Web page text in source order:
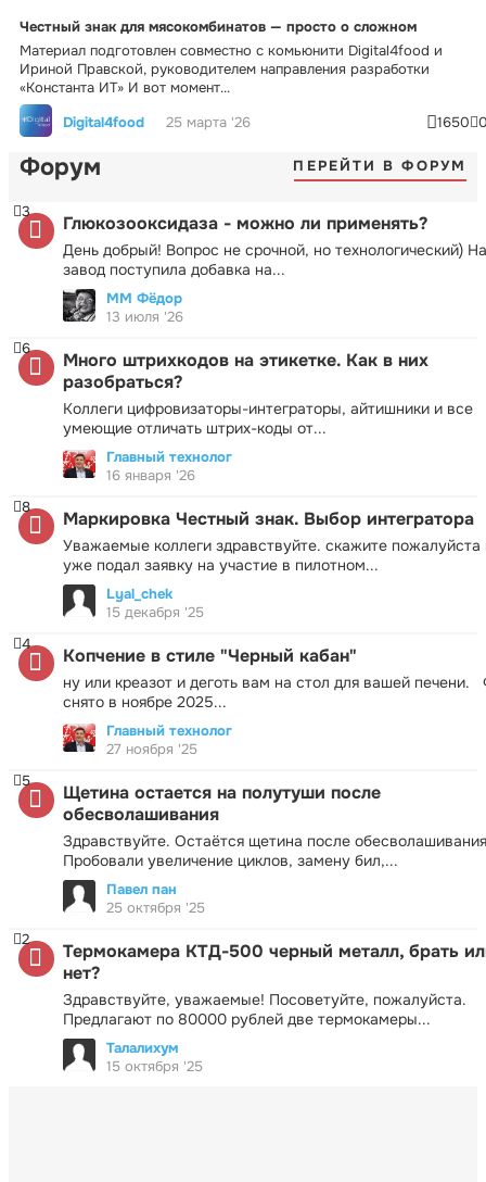
Честный знак для мясокомбинатов — просто о сложном
Материал подготовлен совместно с комьюнити Digital4food и
Ириной Правской, руководителем направления разработки
«Константа ИТ» И вот момент...
Digital4food
25 марта '26 1650
Форум ПЕРЕЙТИ В ФОРУМ
Глюкозооксидаза - можно ли применять?
День добрый! Вопрос не срочной, но технологический) На
завод поступила добавка на...
3
ММ Фёдор
13 июля '26
Много штрихкодов на этикетке. Как в них
разобраться?
Коллеги цифровизаторы-интеграторы, айтишники и все
умеющие отличать штрих-коды от...
6
Главный технолог
16 января '26
Маркировка Честный знак. Выбор интегратора
Уважаемые коллеги здравствуйте. скажите пожалуйста
уже подал заявку на участие в пилотном...
8
Lyal_chek
15 декабря '25
Копчение в стиле "Черный кабан"
ну или креазот и деготь вам на стол для вашей печени.
снято в ноябре 2025...
4
Главный технолог
27 ноября '25
Щетина остается на полутуши после
обесволашивания
Здравствуйте. Остаётся щетина после
Пробовали увеличение циклов, замену бил,...
5
Павел пан
25 октября '25
Термокамера КТД-500 черный металл, брать
нет?
Здравствуйте, уважаемые! Посоветуйте, пожалуйста.
Предлагают по 80000 рублей две термокамеры...
2
Талалихум
15 октября '25